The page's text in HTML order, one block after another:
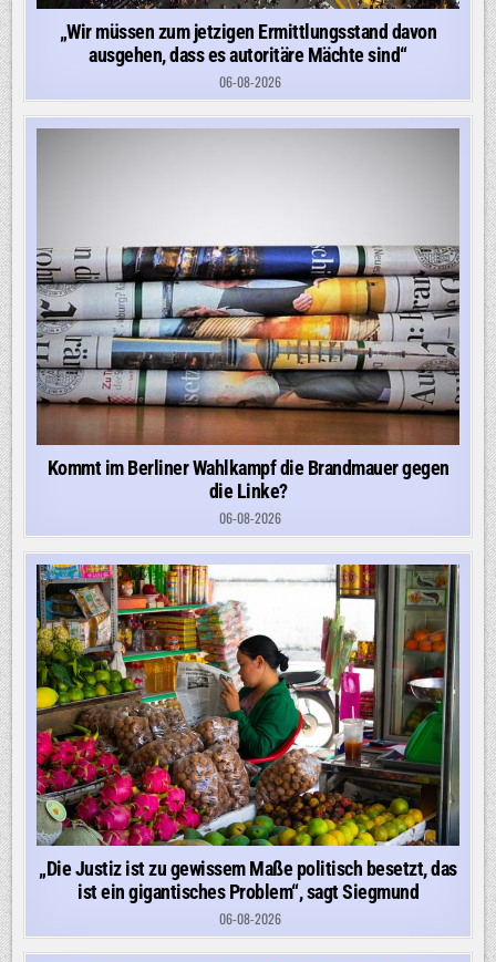
„Wir müssen zum jetzigen Ermittlungsstand davon
ausgehen, dass es autoritäre Mächte sind“
06-08-2026
Kommt im Berliner Wahlkampf die Brandmauer gegen
die Linke?
06-08-2026
„Die Justiz ist zu gewissem Maße politisch besetzt, das
ist ein gigantisches Problem“, sagt Siegmund
06-08-2026